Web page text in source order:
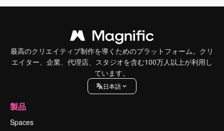
最高のクリエイティブ制作を導くためのプラットフォーム。クリ
エイター、企業、代理店、スタジオを含む100万人以上が利用し
ています。
日本語
製品
Spaces